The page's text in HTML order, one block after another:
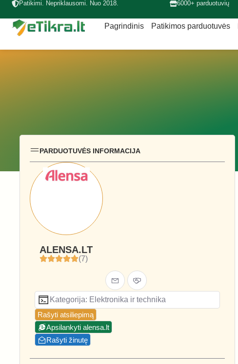
Patikimi. Nepriklausomi. Nuo 2018. 6000+ parduotuvių
Pagrindinis Patikimos parduotuvės
PARDUOTUVĖS INFORMACIJA
ALENSA.LT
(7)
Kategorija: Elektronika ir technika
Rašyti atsiliepimą
Apsilankyti alensa.lt
Rašyti žinutę